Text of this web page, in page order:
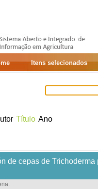
Itens selecionados
Título Ano
de cepas de
.